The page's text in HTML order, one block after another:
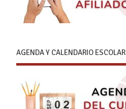
AGENDA Y CALENDARIO ESCOLAR